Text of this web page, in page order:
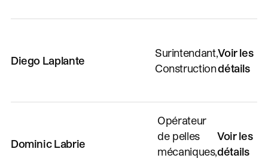
Diego Laplante
Surintendant,
Construction
Voir les
détails
Dominic Labrie
Opérateur
de pelles
mécaniques,
Voir les
détails